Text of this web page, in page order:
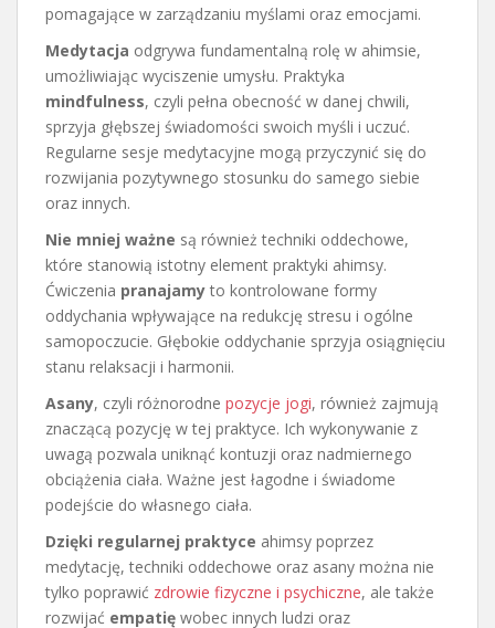
pomagające w zarządzaniu myślami oraz emocjami.
Medytacja odgrywa fundamentalną rolę w ahimsie,
umożliwiając wyciszenie umysłu. Praktyka
mindfulness, czyli pełna obecność w danej chwili,
sprzyja głębszej świadomości swoich myśli i uczuć.
Regularne sesje medytacyjne mogą przyczynić się do
rozwijania pozytywnego stosunku do samego siebie
oraz innych.
Nie mniej ważne są również techniki oddechowe,
które stanowią istotny element praktyki ahimsy.
Ćwiczenia pranajamy to kontrolowane formy
oddychania wpływające na redukcję stresu i ogólne
samopoczucie. Głębokie oddychanie sprzyja osiągnięciu
stanu relaksacji i harmonii.
Asany, czyli różnorodne pozycje jogi, również zajmują
znaczącą pozycję w tej praktyce. Ich wykonywanie z
uwagą pozwala uniknąć kontuzji oraz nadmiernego
obciążenia ciała. Ważne jest łagodne i świadome
podejście do własnego ciała.
Dzięki regularnej praktyce ahimsy poprzez
medytację, techniki oddechowe oraz asany można nie
tylko poprawić zdrowie fizyczne i psychiczne, ale także
rozwijać empatię wobec innych ludzi oraz